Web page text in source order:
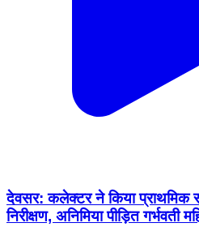
देवसर: कलेक्टर ने किया प्राथमिक
निरीक्षण, अनिमिया पीड़ित गर्भवती